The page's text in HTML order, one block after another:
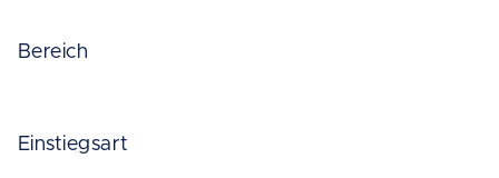
Bereich
Einstiegsart